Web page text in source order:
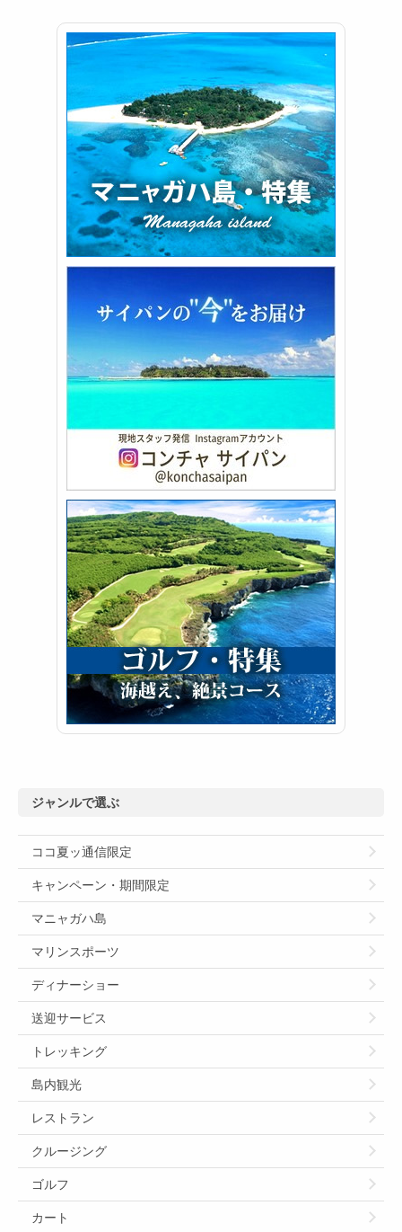
ジャンルで選ぶ
ココ夏ッ通信限定
キャンペーン・期間限定
マニャガハ島
マリンスポーツ
ディナーショー
送迎サービス
トレッキング
島内観光
レストラン
クルージング
ゴルフ
カート